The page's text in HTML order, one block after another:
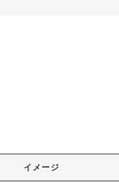
イメージ